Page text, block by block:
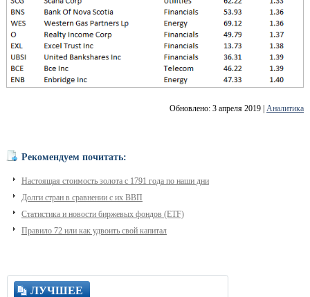
Обновлено: 3 апреля 2019 |Аналитика
Рекомендуем почитать:
Настоящая стоимость золота с 1791 года по наши дни
Долги стран в сравнении с их ВВП
Статистика и новости биржевых фондов (ETF)
Правило 72 или как удвоить свой капитал
ЛУЧШЕЕ